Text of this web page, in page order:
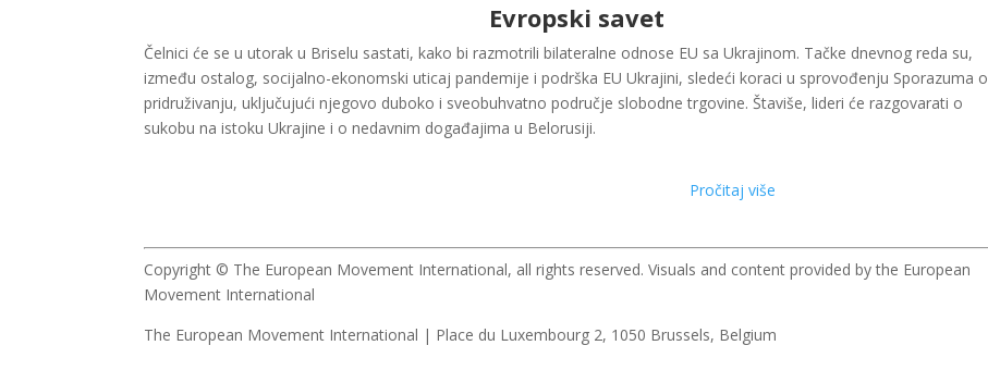
Evropski savet
Čelnici će se u utorak u Briselu sastati, kako bi razmotrili bilateralne odnose EU sa Ukrajinom. Tačke dnevnog reda su,
između ostalog, socijalno-ekonomski uticaj pandemije i podrška EU Ukrajini, sledeći koraci u sprovođenju Sporazuma o
pridruživanju, uključujući njegovo duboko i sveobuhvatno područje slobodne trgovine. Štaviše, lideri će razgovarati o
sukobu na istoku Ukrajine i o nedavnim događajima u Belorusiji.
Pročitaj više
Copyright © The European Movement International, all rights reserved. Visuals and content provided by the European
Movement International
The European Movement International | Place du Luxembourg 2, 1050 Brussels, Belgium